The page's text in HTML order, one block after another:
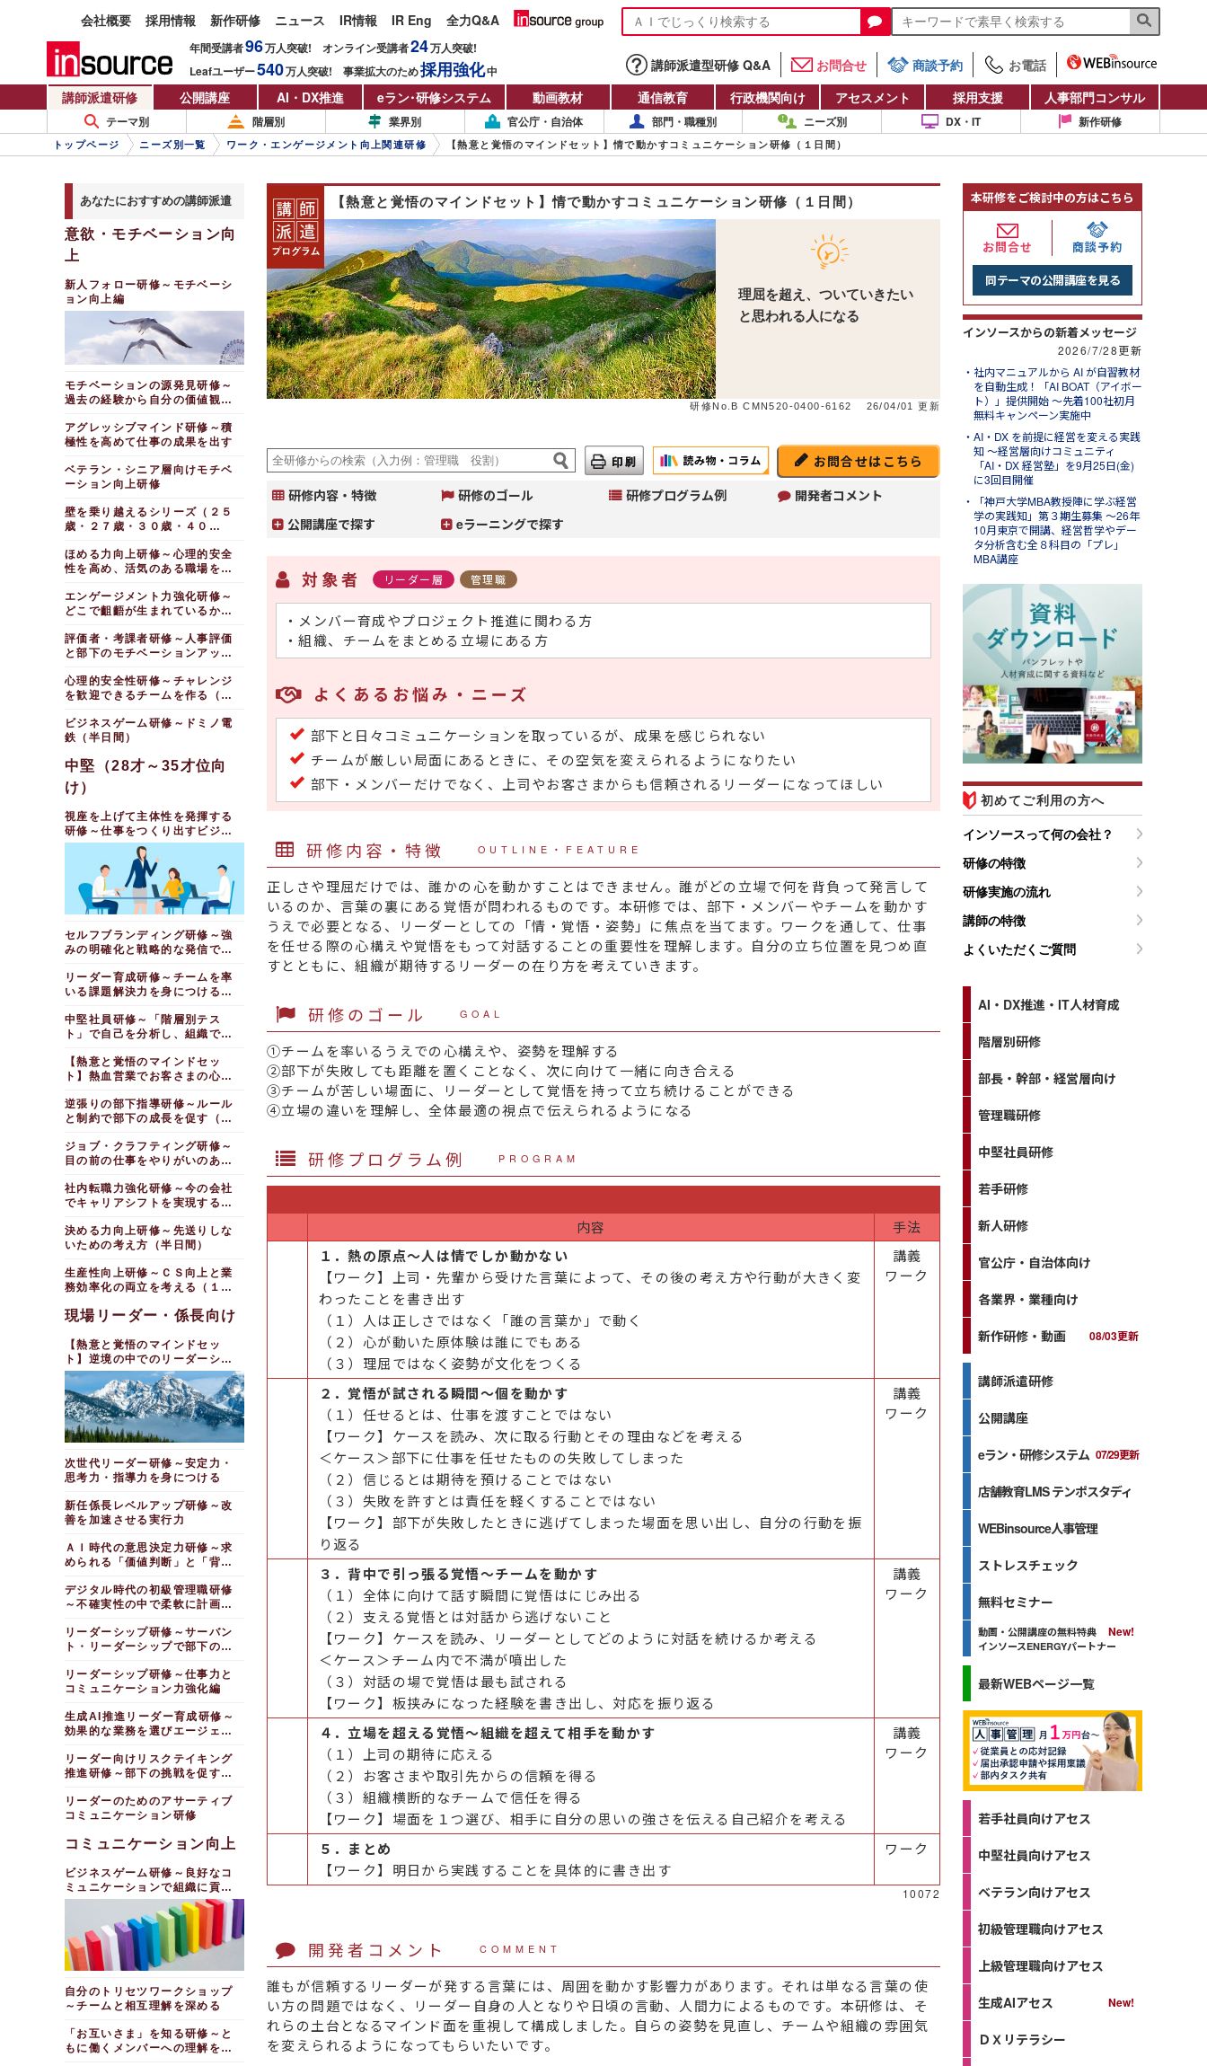
会社概要 採用情報 新作研修 ニュース IR情報 IR Eng 全力Q&A
年間受講者96万人突破! オンライン受講者24万人突破!
Leafユーザー540万人突破! 事業拡大のため採用強化中 講師派遣型研修 Q&A お問合せ 商談予約
お電話
講師派遣研修
公開講座 AI・DX推進 eラン・研修システム 動画教材 通信教育 行政機関向け アセスメント 採用支援 人事部門コンサル
テーマ別 階層別 業界別 官公庁・自治体 部門・職種別 ニーズ別 DX・IT 新作研修
トップページ ニーズ別一覧 ワーク・エンゲージメント向上関連研修 【熱意と覚悟のマインドセット】情で動かすコミュニケーション研修（１日間）
【熱意と覚悟のマインドセット】情で動かすコミュニケーション研修（１日間）
理屈を超え、ついていきたい
と思われる人になる
研修No.B CMN520-0400-6162 26/04/01 更新
お問合せはこちら
研修内容・特徴
研修のゴール 研修プログラム例
開発者コメント
公開講座で探す
eラーニングで探す
対象者 リーダー層 管理職
・メンバー育成やプロジェクト推進に関わる方
・組織、チームをまとめる立場にある方
よくあるお悩み・ニーズ
部下と日々コミュニケーションを取っているが、成果を感じられない
チームが厳しい局面にあるときに、その空気を変えられるようになりたい
部下・メンバーだけでなく、上司やお客さまからも信頼されるリーダーになってほしい
研修内容・特徴 OUTLINE・FEATURE
正しさや理屈だけでは、誰かの心を動かすことはできません。誰がどの立場で何を背負って発言して
いるのか、言葉の裏にある覚悟が問われるものです。本研修では、部下・メンバーやチームを動かす
うえで必要となる、リーダーとしての「情・覚悟・姿勢」に焦点を当てます。ワークを通して、仕事
を任せる際の心構えや覚悟をもって対話することの重要性を理解します。自分の立ち位置を見つめ直
すとともに、組織が期待するリーダーの在り方を考えていきます。
研修のゴール GOAL
①チームを率いるうえでの心構えや、姿勢を理解する
②部下が失敗しても距離を置くことなく、次に向けて一緒に向き合える
③チームが苦しい場面に、リーダーとして覚悟を持って立ち続けることができる
④立場の違いを理解し、全体最適の視点で伝えられるようになる
研修プログラム例 PROGRAM
内容 手法
１．熱の原点～人は情でしか動かない
【ワーク】上司・先輩から受けた言葉によって、その後の考え方や行動が大きく変
わったことを書き出す
（１）人は正しさではなく「誰の言葉か」で動く
（２）心が動いた原体験は誰にでもある
（３）理屈ではなく姿勢が文化をつくる
講義
ワーク
２．覚悟が試される瞬間～個を動かす
（１）任せるとは、仕事を渡すことではない
【ワーク】ケースを読み、次に取る行動とその理由などを考える
＜ケース＞部下に仕事を任せたものの失敗してしまった
（２）信じるとは期待を預けることではない
（３）失敗を許すとは責任を軽くすることではない
【ワーク】部下が失敗したときに逃げてしまった場面を思い出し、自分の行動を振
り返る
講義
ワーク
３．背中で引っ張る覚悟～チームを動かす
（１）全体に向けて話す瞬間に覚悟はにじみ出る
（２）支える覚悟とは対話から逃げないこと
【ワーク】ケースを読み、リーダーとしてどのように対話を続けるか考える
＜ケース＞チーム内で不満が噴出した
（３）対話の場で覚悟は最も試される
【ワーク】板挟みになった経験を書き出し、対応を振り返る
講義
ワーク
４．立場を超える覚悟～組織を超えて相手を動かす
（１）上司の期待に応える
（２）お客さまや取引先からの信頼を得る
（３）組織横断的なチームで信任を得る
【ワーク】場面を１つ選び、相手に自分の思いの強さを伝える自己紹介を考える
講義
ワーク
５．まとめ
【ワーク】明日から実践することを具体的に書き出す
ワーク
10072
開発者コメント COMMENT
誰もが信頼するリーダーが発する言葉には、周囲を動かす影響力があります。それは単なる言葉の使
い方の問題ではなく、リーダー自身の人となりや日頃の言動、人間力によるものです。本研修は、そ
れらの土台となるマインド面を重視して構成しました。自らの姿勢を見直し、チームや組織の雰囲気
を変えられるようになってもらいたいです。
あなたにおすすめの講師派遣
意欲・モチベーション向
上
新人フォロー研修～モチベーシ
ョン向上編
モチベーションの源発見研修～
過去の経験から自分の価値観を
アグレッシブマインド研修～積
極性を高めて仕事の成果を出す
ベテラン・シニア層向けモチベ
ーション向上研修
壁を乗り越えるシリーズ（２５
歳・２７歳・３０歳・４０
ほめる力向上研修～心理的安全
性を高め、活気のある職場をつ
エンゲージメント力強化研修～
どこで齟齬が生まれているか気
評価者・考課者研修～人事評価
と部下のモチベーションアップ
心理的安全性研修～チャレンジ
を歓迎できるチームを作る（半
ビジネスゲーム研修～ドミノ電
鉄（半日間）
中堅（28才～35才位向
け）
視座を上げて主体性を発揮する
研修～仕事をつくり出すビジネ
スパーソンになる（１日間）
セルフブランディング研修～強
みの明確化と戦略的な発信で唯
リーダー育成研修～チームを率
いる課題解決力を身につける
中堅社員研修～「階層別テス
ト」で自己を分析し、組織で活
【熱意と覚悟のマインドセッ
ト】熱血営業でお客さまの心を
逆張りの部下指導研修～ルール
と制約で部下の成長を促す（１
ジョブ・クラフティング研修～
目の前の仕事をやりがいのある
社内転職力強化研修～今の会社
でキャリアシフトを実現する
決める力向上研修～先送りしな
いための考え方（半日間）
生産性向上研修～ＣＳ向上と業
務効率化の両立を考える（１日
現場リーダー・係長向け
【熱意と覚悟のマインドセッ
ト】逆境の中でのリーダーシッ
プ研修
次世代リーダー研修～安定力・
思考力・指導力を身につける
新任係長レベルアップ研修～改
善を加速させる実行力
ＡＩ時代の意思決定力研修～求
められる「価値判断」と「背負
デジタル時代の初級管理職研修
～不確実性の中で柔軟に計画を
リーダーシップ研修～サーバン
ト・リーダーシップで部下の成
リーダーシップ研修～仕事力と
コミュニケーション力強化編
生成AI推進リーダー育成研修～
効果的な業務を選びエージェン
リーダー向けリスクテイキング
推進研修～部下の挑戦を促すチ
リーダーのためのアサーティブ
コミュニケーション研修
コミュニケーション向上
ビジネスゲーム研修～良好なコ
ミュニケーションで組織に貢献
する
自分のトリセツワークショップ
～チームと相互理解を深める
「お互いさま」を知る研修～と
もに働くメンバーへの理解を深
本研修をご検討中の方はこちら
お問合せ
商談予約
同テーマの公開講座を見る
インソースからの新着メッセージ
2026/7/28更新
社内マニュアルから AI が自習教材
を自動生成！「AI BOAT（アイボー
ト）」提供開始 ～先着100社初月
無料キャンペーン実施中
AI・DX を前提に経営を変える実践
知 ～経営層向けコミュニティ
「AI・DX 経営塾」を9月25日(金)
に3回目開催
「神戸大学MBA教授陣に学ぶ経営
学の実践知」第３期生募集 ～26年
10月東京で開講、経営哲学やデー
タ分析含む全８科目の「プレ」
MBA講座
Jul.31
こと～Excelの面倒な繰り返し
初めてご利用の方へ
インソースって何の会社？
研修の特徴
研修実施の流れ
講師の特徴
よくいただくご質問
AI・DX推進・IT人材育成
階層別研修
部長・幹部・経営層向け
管理職研修
中堅社員研修
若手研修
新人研修
官公庁・自治体向け
各業界・業種向け
新作研修・動画 08/03更新
講師派遣研修
公開講座
eラン・研修システム 07/29更新
店舗教育LMS テンポスタディ
WEBinsource人事管理
ストレスチェック
無料セミナー
動画・公開講座の無料特典
インソースENERGYパートナー
最新WEBページ一覧
若手社員向けアセス
中堅社員向けアセス
ベテラン向けアセス
初級管理職向けアセス
上級管理職向けアセス
生成AIアセス
ＤＸリテラシー